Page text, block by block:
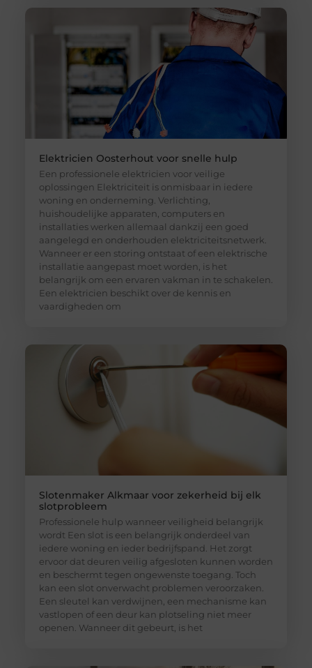
Elektricien Oosterhout voor snelle hulp
Een professionele elektricien voor veilige
oplossingen Elektriciteit is onmisbaar in iedere
woning en onderneming. Verlichting,
huishoudelijke apparaten, computers en
installaties werken allemaal dankzij een goed
aangelegd en onderhouden elektriciteitsnetwerk.
Wanneer er een storing ontstaat of een elektrische
installatie aangepast moet worden, is het
belangrijk om een ervaren vakman in te schakelen.
Een elektricien beschikt over de kennis en
vaardigheden om
Slotenmaker Alkmaar voor zekerheid bij elk
slotprobleem
Professionele hulp wanneer veiligheid belangrijk
wordt Een slot is een belangrijk onderdeel van
iedere woning en ieder bedrijfspand. Het zorgt
ervoor dat deuren veilig afgesloten kunnen worden
en beschermt tegen ongewenste toegang. Toch
kan een slot onverwacht problemen veroorzaken.
Een sleutel kan verdwijnen, een mechanisme kan
vastlopen of een deur kan plotseling niet meer
openen. Wanneer dit gebeurt, is het